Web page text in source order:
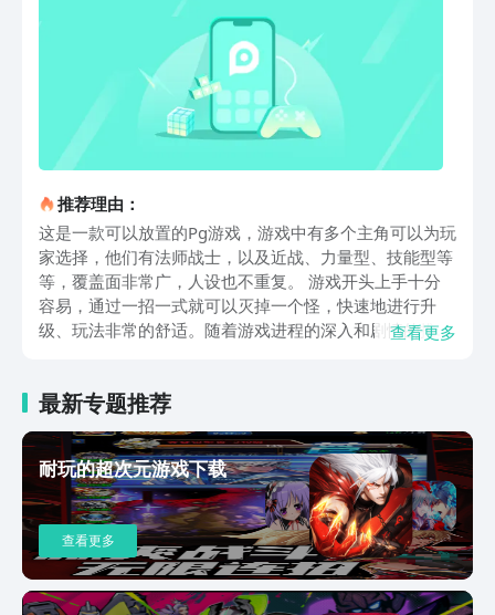
推荐理由：
这是一款可以放置的Pg游戏，游戏中有多个主角可以为玩
家选择，他们有法师战士，以及近战、力量型、技能型等
等，覆盖面非常广，人设也不重复。 游戏开头上手十分
容易，通过一招一式就可以灭掉一个怪，快速地进行升
级、玩法非常的舒适。随着游戏进程的深入和剧情的推
将需要搭配多种形式的战队以及攻击技能，才能很好地灭
掉敌方boss。当然，如果时间充裕，养一个可爱的萌宠也
是一种选择，可以在增添游戏乐趣的同时，也能提升战队
的攻击力。游戏的大背景为精灵和人类共处的世界，而魔
神的降临，超级无敌大魔王率领他的部下，打扰了这个祥
和的世界。 故事在这个大背景之下，开始展开开了一系
列的情节。在这个冒险游戏里玩家需要扮演的是一位勇
者。这位勇者可以在女神的指引下协同朋友们组队完成一
系列的任务。而且，玩家在游戏中可以抽取不同的卡牌，
查看更多
最新专题推荐
耐玩的超次元游戏下载
查看更多